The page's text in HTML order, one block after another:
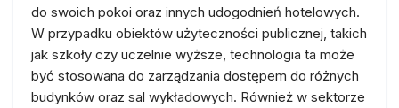
do swoich pokoi oraz innych udogodnień hotelowych.
W przypadku obiektów użyteczności publicznej, takich
jak szkoły czy uczelnie wyższe, technologia ta może
być stosowana do zarządzania dostępem do różnych
budynków oraz sal wykładowych. Również w sektorze